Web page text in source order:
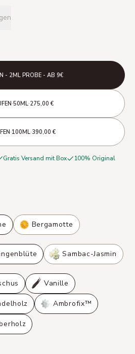
- 2ML PROBE - AB 9€
·50ML·275,00 €
·100ML·390,00 €
Gratis Versand mit Box 100% Original
Bergamotte
Sambac-Jasmin
Vanille
Ambrofix™